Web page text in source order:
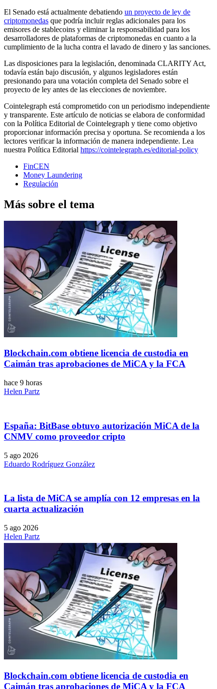
El Senado está actualmente debatiendo un proyecto de ley de
criptomonedas que podría incluir reglas adicionales para los
emisores de stablecoins y eliminar la responsabilidad para los
desarrolladores de plataformas de criptomonedas en cuanto a la
cumplimiento de la lucha contra el lavado de dinero y las sanciones.
Las disposiciones para la legislación, denominada CLARITY Act,
todavía están bajo discusión, y algunos legisladores están
presionando para una votación completa del Senado sobre el
proyecto de ley antes de las elecciones de noviembre.
Cointelegraph está comprometido con un periodismo independiente
y transparente. Este artículo de noticias se elabora de conformidad
con la Política Editorial de Cointelegraph y tiene como objetivo
proporcionar información precisa y oportuna. Se recomienda a los
lectores verificar la información de manera independiente. Lea
nuestra Política Editorial https://cointelegraph.es/editorial-policy
FinCEN
Money Laundering
Regulación
Más sobre el tema
Blockchain.com obtiene licencia de custodia en
Caimán tras aprobaciones de MiCA y la FCA
hace 9 horas
Helen Partz
España: BitBase obtuvo autorización MiCA de la
CNMV como proveedor cripto
5 ago 2026
Eduardo Rodríguez González
La lista de MiCA se amplía con 12 empresas en la
cuarta actualización
5 ago 2026
Helen Partz
Blockchain.com obtiene licencia de custodia en
Caimán tras aprobaciones de MiCA y la FCA